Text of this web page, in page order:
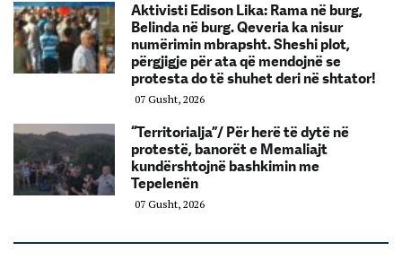
Aktivisti Edison Lika: Rama në burg,
Belinda në burg. Qeveria ka nisur
numërimin mbrapsht. Sheshi plot,
përgjigje për ata që mendojnë se
protesta do të shuhet deri në shtator!
07 Gusht, 2026
“Territorialja”/ Për herë të dytë në
protestë, banorët e Memaliajt
kundërshtojnë bashkimin me
Tepelenën
07 Gusht, 2026